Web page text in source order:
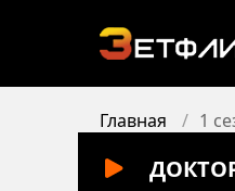
Главная 1